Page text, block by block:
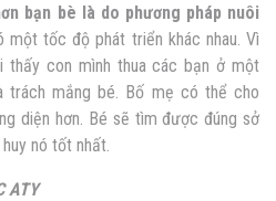
bạn bè là do phương pháp nuôi
tốc độ phát triển khác nhau. Vì
thấy con mình thua các bạn ở một
trách mắng bé. Bố mẹ có thể cho
diện hơn. Bé sẽ tìm được đúng sở
nó tốt nhất.
ATY